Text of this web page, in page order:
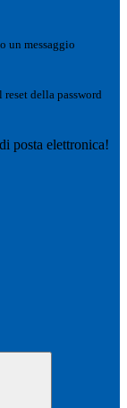
un messaggio
della password
posta elettronica!